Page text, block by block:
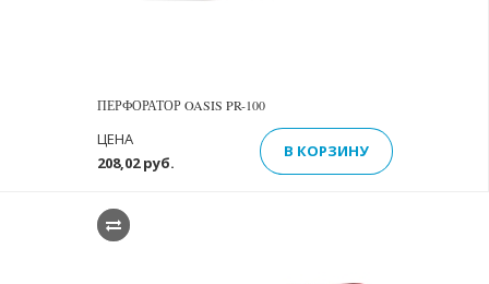
ПЕРФОРАТОР OASIS PR-100
208,02 руб.
ЦЕНА
В КОРЗИНУ